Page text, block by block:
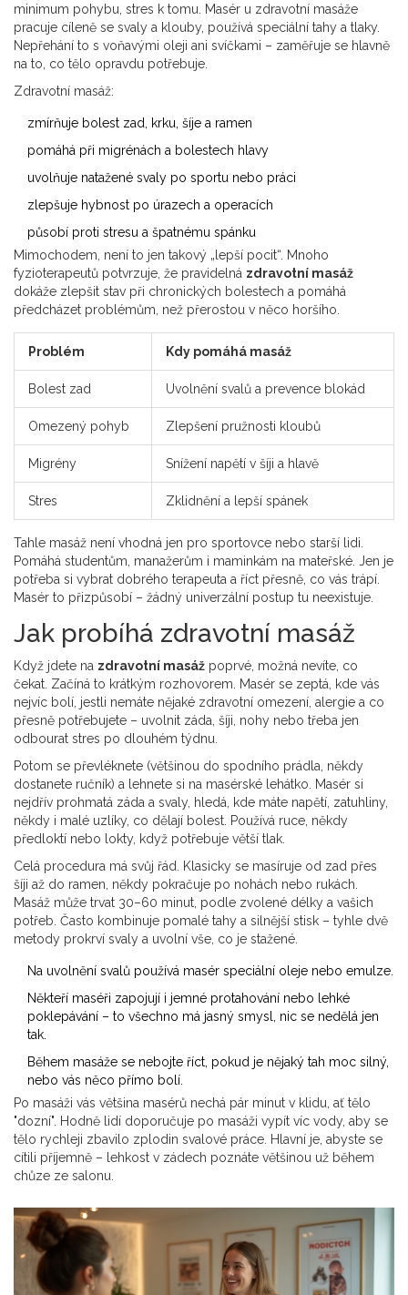
minimum pohybu, stres k tomu. Masér u zdravotní masáže
pracuje cíleně se svaly a klouby, používá speciální tahy a tlaky.
Nepřehání to s voňavými oleji ani svíčkami – zaměřuje se hlavně
na to, co tělo opravdu potřebuje.
Zdravotní masáž:
zmírňuje bolest zad, krku, šíje a ramen
pomáhá při migrénách a bolestech hlavy
uvolňuje natažené svaly po sportu nebo práci
zlepšuje hybnost po úrazech a operacích
působí proti stresu a špatnému spánku
Mimochodem, není to jen takový „lepší pocit“. Mnoho
fyzioterapeutů potvrzuje, že pravidelná zdravotní masáž
dokáže zlepšit stav při chronických bolestech a pomáhá
předcházet problémům, než přerostou v něco horšího.
Problém Kdy pomáhá masáž
Bolest zad Uvolnění svalů a prevence blokád
Omezený pohyb Zlepšení pružnosti kloubů
Migrény Snížení napětí v šíji a hlavě
Stres Zklidnění a lepší spánek
Tahle masáž není vhodná jen pro sportovce nebo starší lidi.
Pomáhá studentům, manažerům i maminkám na mateřské. Jen je
potřeba si vybrat dobrého terapeuta a říct přesně, co vás trápí.
Masér to přizpůsobí – žádný univerzální postup tu neexistuje.
Jak probíhá zdravotní masáž
Když jdete na zdravotní masáž poprvé, možná nevíte, co
čekat. Začíná to krátkým rozhovorem. Masér se zeptá, kde vás
nejvíc bolí, jestli nemáte nějaké zdravotní omezení, alergie a co
přesně potřebujete – uvolnit záda, šíji, nohy nebo třeba jen
odbourat stres po dlouhém týdnu.
Potom se převléknete (většinou do spodního prádla, někdy
dostanete ručník) a lehnete si na masérské lehátko. Masér si
nejdřív prohmatá záda a svaly, hledá, kde máte napětí, zatuhliny,
někdy i malé uzlíky, co dělají bolest. Používá ruce, někdy
předloktí nebo lokty, když potřebuje větší tlak.
Celá procedura má svůj řád. Klasicky se masíruje od zad přes
šíji až do ramen, někdy pokračuje po nohách nebo rukách.
Masáž může trvat 30–60 minut, podle zvolené délky a vašich
potřeb. Často kombinuje pomalé tahy a silnější stisk – tyhle dvě
metody prokrví svaly a uvolní vše, co je stažené.
Na uvolnění svalů používá masér speciální oleje nebo emulze.
Někteří maséři zapojují i jemné protahování nebo lehké
poklepávání – to všechno má jasný smysl, nic se nedělá jen
tak.
Během masáže se nebojte říct, pokud je nějaký tah moc silný,
nebo vás něco přímo bolí.
Po masáži vás většina masérů nechá pár minut v klidu, ať tělo
"dozní". Hodně lidí doporučuje po masáži vypít víc vody, aby se
tělo rychleji zbavilo zplodin svalové práce. Hlavní je, abyste se
cítili příjemně – lehkost v zádech poznáte většinou už během
chůze ze salonu.